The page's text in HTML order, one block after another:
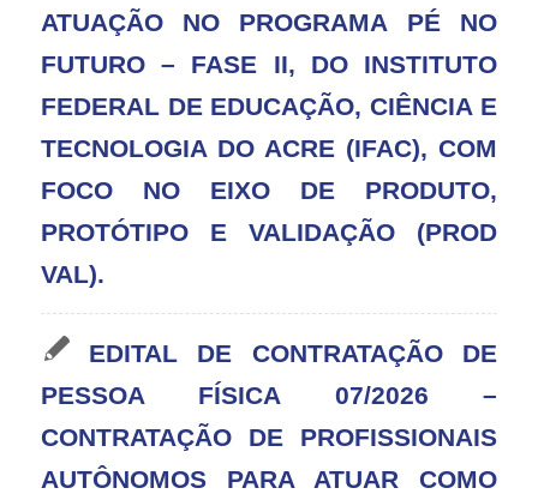
ATUAÇÃO NO PROGRAMA PÉ NO
FUTURO – FASE II, DO INSTITUTO
FEDERAL DE EDUCAÇÃO, CIÊNCIA E
TECNOLOGIA DO ACRE (IFAC), COM
FOCO NO EIXO DE PRODUTO,
PROTÓTIPO E VALIDAÇÃO (PROD
VAL).
EDITAL DE CONTRATAÇÃO DE
PESSOA FÍSICA 07/2026 –
CONTRATAÇÃO DE PROFISSIONAIS
AUTÔNOMOS PARA ATUAR COMO